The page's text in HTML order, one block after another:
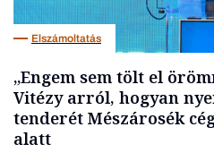
Elszámoltatás
„Engem sem tölt el
Vitézy arról, hogyan
tenderét Mészárosék
alatt